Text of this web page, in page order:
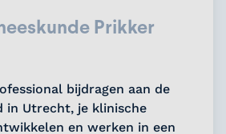
Prikker
bijdragen aan de
in Utrecht, je klinische
en werken in een